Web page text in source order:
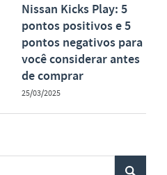
Nissan Kicks Play: 5
pontos positivos e 5
pontos negativos para
você considerar antes
de comprar
25/03/2025